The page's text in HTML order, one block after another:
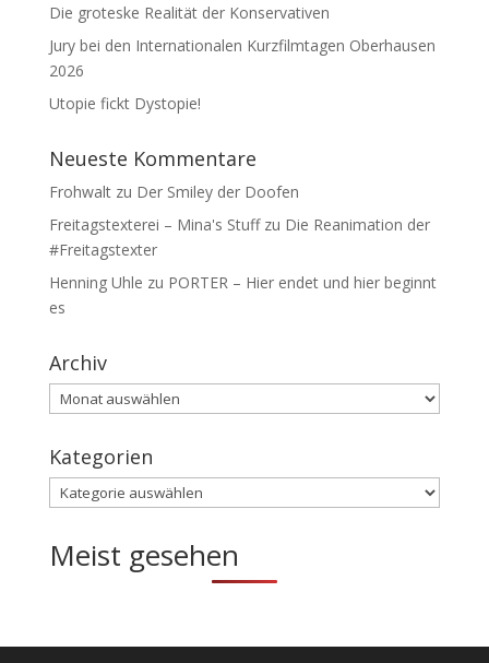
Die groteske Realität der Konservativen
Jury bei den Internationalen Kurzfilmtagen Oberhausen
2026
Utopie fickt Dystopie!
Neueste Kommentare
Frohwaltzu Der Smiley der Doofen
Freitagstexterei – Mina's Stuffzu Die Reanimation der
#Freitagstexter
Henning Uhle zu PORTER – Hier endet und hier beginnt
es
Archiv
Archiv
Kategorien
Kategorien
Meist gesehen